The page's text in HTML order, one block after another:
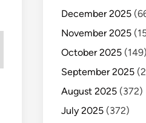
December 2025
November 2025
October 2025 (149)
September 2025
August 2025 (372)
July 2025 (372)